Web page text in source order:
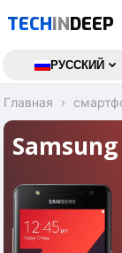
TECHINDEEP
РУССКИЙ
Главная